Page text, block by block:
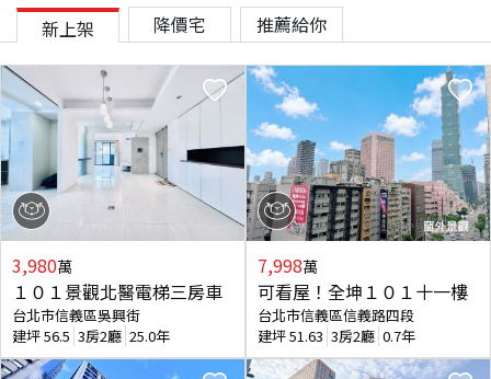
新上架 降價宅 推薦給你
3,980萬
１０１景觀北醫電梯三房車
台北市信義區吳興街
建坪56.5 3房2廳 25.0年
7,998萬
可看屋！全坤１０１十一樓
台北市信義區信義路四段
建坪51.63 3房2廳 0.7年